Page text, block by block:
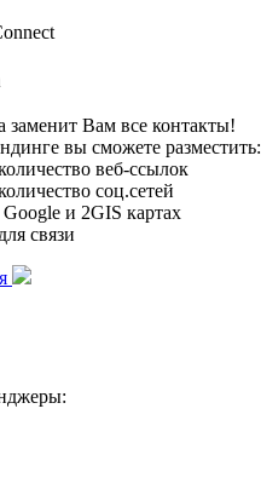
заменит Вам все контакты!
вы сможете разместить:
веб-ссылок
соц.сетей
и 2GIS картах
связи